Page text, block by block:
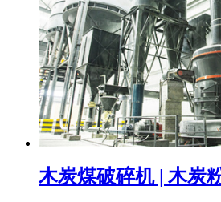
木炭煤破碎机 | 木炭